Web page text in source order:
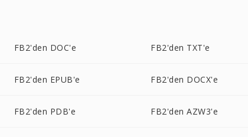
FB2'den DOC'e FB2'den TXT'e
FB2'den EPUB'e FB2'den DOCX'e
FB2'den PDB'e FB2'den AZW3'e